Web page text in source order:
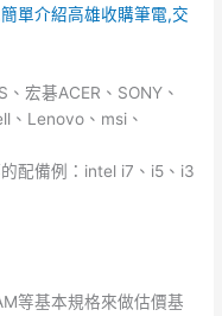
單介紹高雄收購筆電,交
宏碁ACER、SONY、
、Lenovo、msi、
配備例：intel i7、i5、i3
等基本規格來做估價基